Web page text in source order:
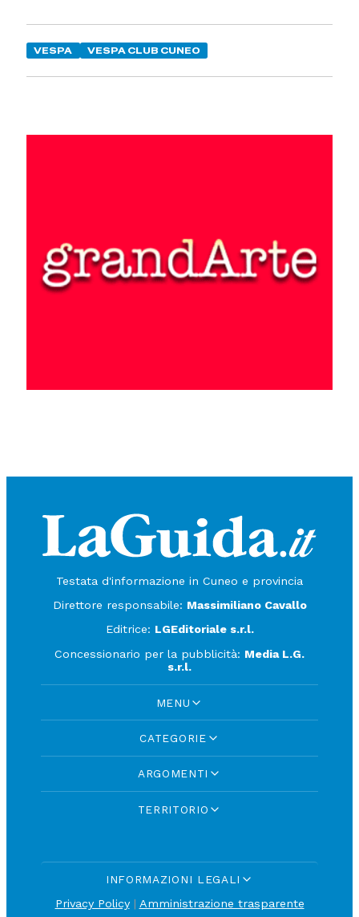
VESPA VESPA CLUB CUNEO
Testata d'informazione in Cuneo e provincia
Direttore responsabile: Massimiliano Cavallo
Editrice: LGEditoriale s.r.l.
Concessionario per la pubblicità: Media L.G.
s.r.l.
MENU
CATEGORIE
ARGOMENTI
TERRITORIO
INFORMAZIONI LEGALI
Privacy Policy| Amministrazione trasparente